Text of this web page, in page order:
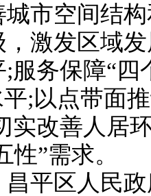
市空间结
激发区域
服务保障“
平;以点带面
实改善人居
性”需求。
区人民政